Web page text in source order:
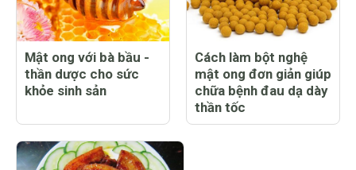
Mật ong với bà bầu -
thần dược cho sức
khỏe sinh sản
Cách làm bột nghệ
mật ong đơn giản giúp
chữa bệnh đau dạ dày
thần tốc